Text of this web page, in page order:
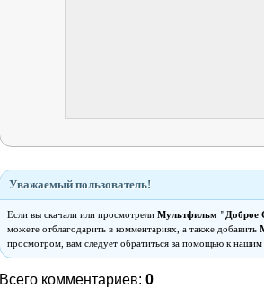
Уважаемый пользователь!
Если вы скачали или просмотрели Мультфильм "Доброе
можете отблагодарить в комментариях, а также добавить
просмотром, вам следует обратиться за помощью к
Всего комментариев: 0